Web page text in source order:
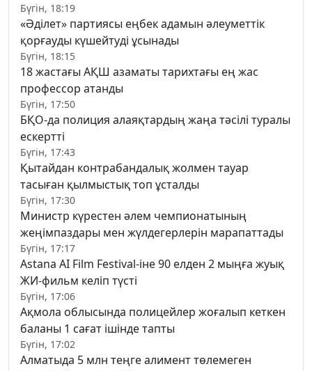
Бүгін, 18:19
«Әділет» партиясы еңбек адамын әлеуметтік
қорғауды күшейтуді ұсынады
Бүгін, 18:15
18 жастағы АҚШ азаматы тарихтағы ең жас
профессор атанды
Бүгін, 17:50
БҚО-да полиция алаяқтардың жаңа тәсілі туралы
ескертті
Бүгін, 17:43
Қытайдан контрабандалық жолмен тауар
тасыған қылмыстық топ ұсталды
Бүгін, 17:30
Министр күрестен әлем чемпионатының
жеңімпаздары мен жүлдегерлерін марапаттады
Бүгін, 17:17
Astana AI Film Festival-іне 90 елден 2 мыңға жуық
ЖИ-фильм келіп түсті
Бүгін, 17:06
Ақмола облысында полицейлер жоғалып кеткен
баланы 1 сағат ішінде тапты
Бүгін, 17:02
Алматыда 5 млн теңге алимент төлемеген